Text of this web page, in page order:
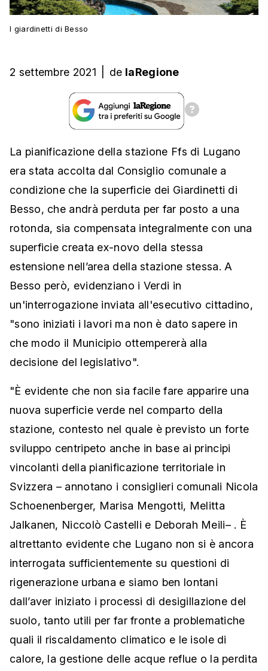
I giardinetti di Besso
2 settembre 2021 de laRegione
La pianificazione della stazione Ffs di Lugano
era stata accolta dal Consiglio comunale a
condizione che la superficie dei Giardinetti di
Besso, che andrà perduta per far posto a una
rotonda, sia compensata integralmente con una
superficie creata ex-novo della stessa
estensione nell’area della stazione stessa. A
Besso però, evidenziano i Verdi in
un'interrogazione inviata all'esecutivo cittadino,
"sono iniziati i lavori ma non è dato sapere in
che modo il Municipio ottempererà alla
decisione del legislativo".
"È evidente che non sia facile fare apparire una
nuova superficie verde nel comparto della
stazione, contesto nel quale è previsto un forte
sviluppo centripeto anche in base ai principi
vincolanti della pianificazione territoriale in
Svizzera – annotano i consiglieri comunali Nicola
Schoenenberger, Marisa Mengotti, Melitta
Jalkanen, Niccolò Castelli e Deborah Meili– . È
altrettanto evidente che Lugano non si è ancora
interrogata sufficientemente su questioni di
rigenerazione urbana e siamo ben lontani
dall’aver iniziato i processi di desigillazione del
suolo, tanto utili per far fronte a problematiche
quali il riscaldamento climatico e le isole di
calore, la gestione delle acque reflue o la perdita